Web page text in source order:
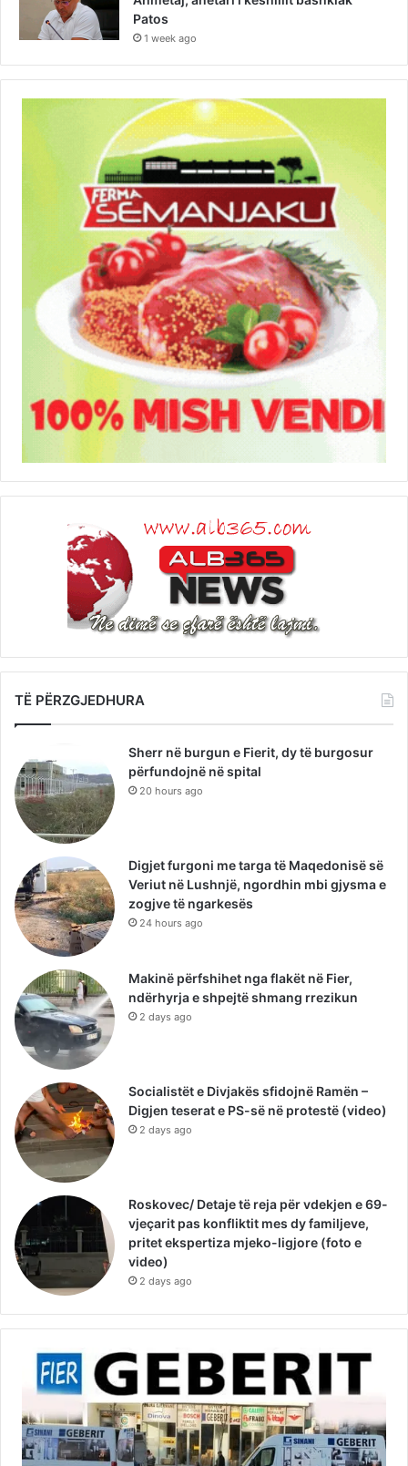
Patos
1 week ago
TË PËRZGJEDHURA
Sherr në burgun e Fierit, dy të burgosur
përfundojnë në spital
20 hours ago
Digjet furgoni me targa të Maqedonisë së
Veriut në Lushnjë, ngordhin mbi gjysma e
zogjve të ngarkesës
24 hours ago
Makinë përfshihet nga flakët në Fier,
ndërhyrja e shpejtë shmang rrezikun
2 days ago
Socialistët e Divjakës sfidojnë Ramën –
Digjen teserat e PS-së në protestë (video)
2 days ago
Roskovec/ Detaje të reja për vdekjen e 69-
vjeçarit pas konfliktit mes dy familjeve,
pritet ekspertiza mjeko-ligjore (foto e
video)
2 days ago